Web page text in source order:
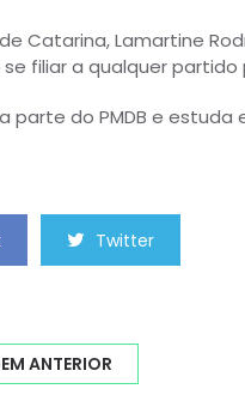
Catarina, Lamartine
filiar a qualquer
parte do PMDB e estuda
Twitter
ANTERIOR